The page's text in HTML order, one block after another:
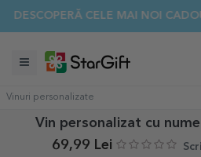
DESCOPERĂ CELE MAI NOI
SUMMER SALE 🌴 PÂNĂ LA -40%
Vinuri personalizate
Vin personalizat cu
69,99 Lei